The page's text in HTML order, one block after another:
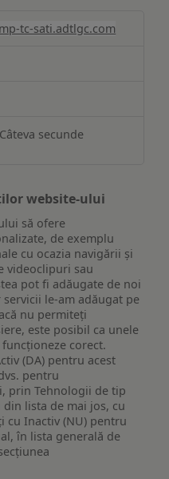
tc-sati.adtlgc.com
Câteva secunde
website-ului
să ofere
de exemplu
cu ocazia navigării și
videoclipuri sau
pot fi adăugate de noi
le-am adăugat pe
nu permiteți
este posibil ca unele
corect.
(DA) pentru acest
pentru
prin Tehnologii de tip
lista de mai jos, cu
cu Inactiv (NU) pentru
în lista generală de